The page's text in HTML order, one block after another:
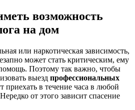
возможность
на дом
или наркотическая зависимость,
может стать критическим, ему
помощь. Поэтому так важно, чтобы
выезд профессиональных
приехать в течение часа в любой
от этого зависит спасение